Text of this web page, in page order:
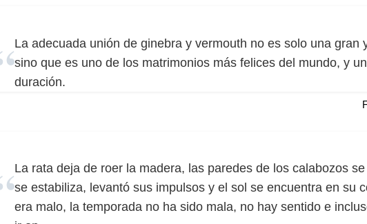
La adecuada unión de ginebra y vermouth no es solo una gran
sino que es uno de los matrimonios más felices del mundo, y
duración.
La rata deja de roer la madera, las paredes de los calabozos
se estabiliza, levantó sus impulsos y el sol se encuentra en su
era malo, la temporada no ha sido mala, no hay sentido e